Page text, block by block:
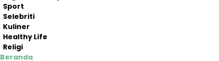
Sport
Selebriti
Kuliner
Healthy Life
Religi
Beranda